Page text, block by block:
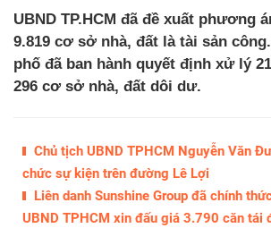
UBND TP.HCM đã đề xuất phương
9.819 cơ sở nhà, đất là tài sản
phố đã ban hành quyết định xử lý
296 cơ sở nhà, đất dôi dư.
Chủ tịch UBND TPHCM Nguyễn Văn
chức sự kiện trên đường Lê Lợi
Liên danh Sunshine Group đã chính
UBND TPHCM xin đấu giá 3.790 căn tái